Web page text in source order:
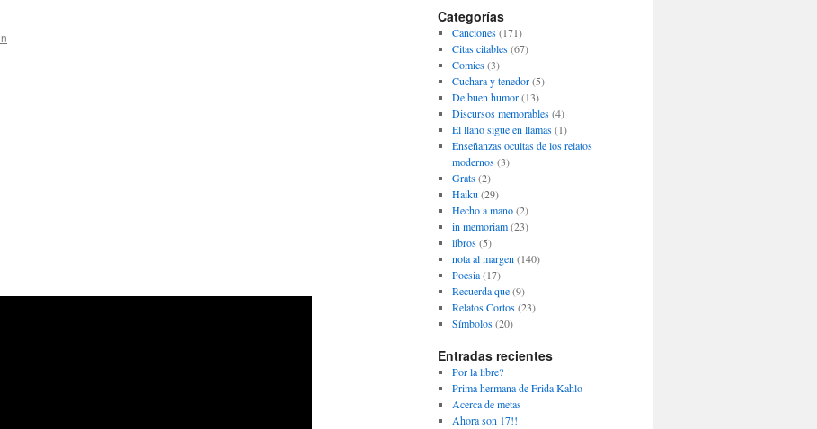
Categorías
Canciones(171)
Citas citables(67)
Comics(3)
Cuchara y tenedor(5)
De buen humor(13)
Discursos memorables(4)
El llano sigue en llamas(1)
Enseñanzas ocultas de los relatos
modernos(3)
Grats(2)
Haiku (29)
Hecho a mano(2)
in memoriam(23)
libros(5)
nota al margen (140)
Poesia(17)
Recuerda que(9)
Relatos Cortos(23)
Símbolos(20)
Entradas recientes
Por la libre?
Prima hermana de Frida Kahlo
Acerca de metas
Ahora son 17!!